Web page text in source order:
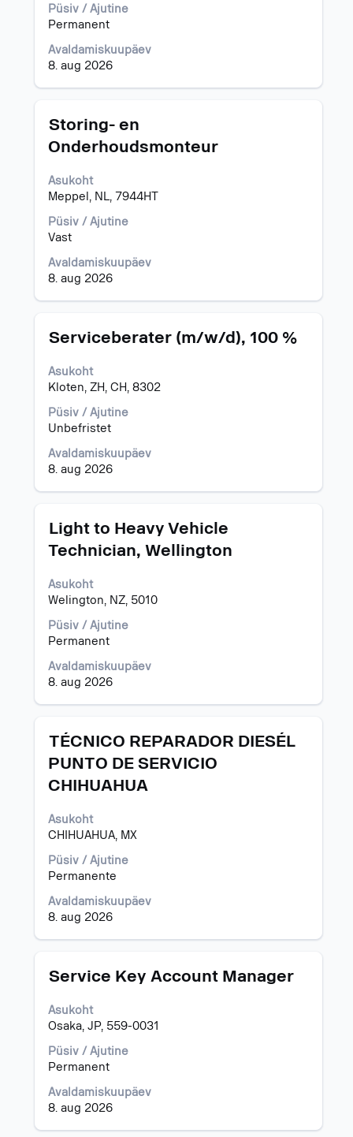
Püsiv / Ajutine
Permanent
Avaldamiskuupäev
8. aug 2026
valige
tühikuklahviga.
Ametinimetus
Storing- en
Onderhoudsmonteur
Asukoht
Meppel, NL, 7944HT
Püsiv / Ajutine
Vast
Avaldamiskuupäev
8. aug 2026
Töö
täieliku
kuvamiseks
valige
tühikuklahviga.
Ametinimetus
Serviceberater (m/w/d), 100 %
Asukoht
Kloten, ZH, CH, 8302
Püsiv / Ajutine
Unbefristet
Avaldamiskuupäev
8. aug 2026
Töö
täieliku
sisu
kuvamiseks
valige
tühikuklahviga.
Ametinimetus
Light to Heavy Vehicle
Technician, Wellington
Asukoht
Welington, NZ, 5010
Püsiv / Ajutine
Permanent
Avaldamiskuupäev
8. aug 2026
Töö
teabe
täieliku
kuvamiseks
valige
tühikuklahviga.
Ametinimetus
TÉCNICO REPARADOR DIESÉL
PUNTO DE SERVICIO
CHIHUAHUA
Asukoht
CHIHUAHUA, MX
Püsiv / Ajutine
Permanente
Avaldamiskuupäev
8. aug 2026
Töö
täieliku
sisu
valige
tühikuklahviga.
Ametinimetus
Service Key Account Manager
Asukoht
Osaka, JP, 559-0031
Püsiv / Ajutine
Permanent
Avaldamiskuupäev
8. aug 2026
Töö
täieliku
sisu
kuvamiseks
valige
tühikuklahviga.